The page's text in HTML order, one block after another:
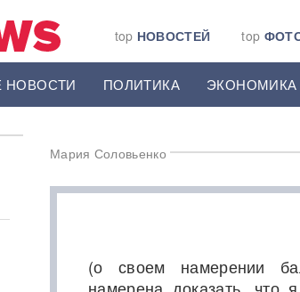
top НОВОСТЕЙ top
НОВОСТИ ПОЛИТИКА ЭКОНОМИКА
Мария Соловьенко
(о своем намерении